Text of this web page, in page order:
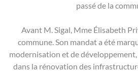
passé de la
Avant M. Sigal, Mme Élisabeth
commune. Son mandat a été
modernisation et de
dans la rénovation des